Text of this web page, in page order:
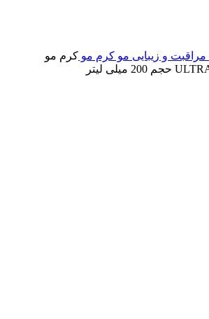
مراقبت و زیبایی مو کرم مو کرم مو